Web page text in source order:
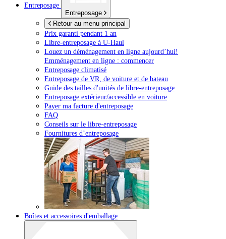
Entreposage
Entreposage
Retour au menu principal
Prix garanti pendant 1 an
Libre-entreposage à U-Haul
Louez un déménagement en ligne aujourd’hui!
Emménagement en ligne : commencer
Entreposage climatisé
Entreposage de VR, de voiture et de bateau
Guide des tailles d'unités de libre-entreposage
Entreposage extérieur/accessible en voiture
Payer ma facture d'entreposage
FAQ
Conseils sur le libre-entreposage
Fournitures d’entreposage
Boîtes et accessoires d'emballage